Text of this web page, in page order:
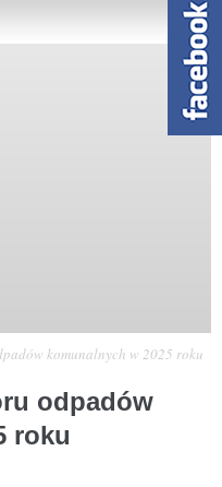
komunalnych w 2025 roku
odpadów
roku